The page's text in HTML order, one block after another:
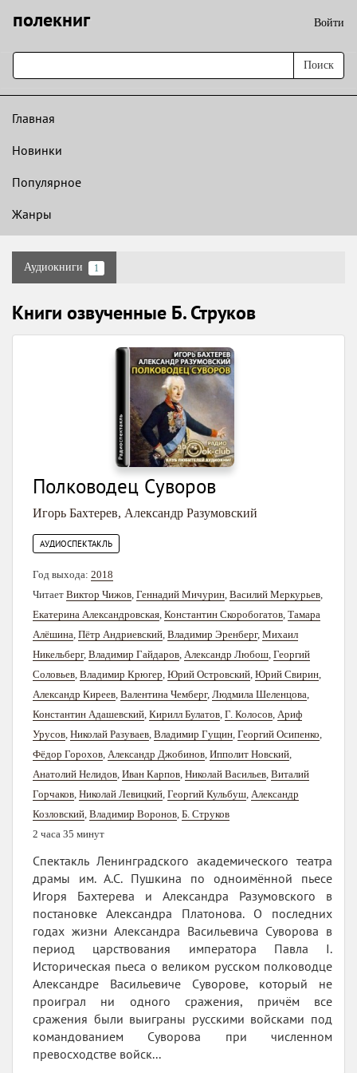
полекниг Войти
Поиск
Главная
Новинки
Популярное
Жанры
Аудиокниги 1
Книги озвученные Б. Струков
Полководец Суворов
Игорь Бахтерев, Александр Разумовский
АУДИОСПЕКТАКЛЬ
Год выхода: 2018
Читает Виктор Чижов, Геннадий Мичурин, Василий Меркурьев,
Екатерина Александровская, Константин Скоробогатов, Тамара
Алёшина, Пётр Андриевский, Владимир Эренберг, Михаил
Никельберг, Владимир Гайдаров, Александр Любош, Георгий
Соловьев, Владимир Крюгер, Юрий Островский, Юрий Свирин,
Александр Киреев, Валентина Чемберг, Людмила Шеленцова,
Константин Адашевский, Кирилл Булатов, Г. Колосов, Ариф
Урусов, Николай Разуваев, Владимир Гущин, Георгий Осипенко,
Фёдор Горохов, Александр Джобинов, Ипполит Новский,
Анатолий Нелидов, Иван Карпов, Николай Васильев, Виталий
Горчаков, Николай Левицкий, Георгий Кульбуш, Александр
Козловский, Владимир Воронов, Б. Струков
2 часа 35 минут
Спектакль Ленинградского академического театра
драмы им. А.С. Пушкина по одноимённой пьесе
Игоря Бахтерева и Александра Разумовского в
постановке Александра Платонова. О последних
годах жизни Александра Васильевича Суворова в
период царствования императора Павла I.
Историческая пьеса о великом русском полководце
Александре Васильевиче Суворове, который не
проиграл ни одного сражения, причём все
сражения были выиграны русскими войсками под
командованием Суворова при численном
превосходстве войск...